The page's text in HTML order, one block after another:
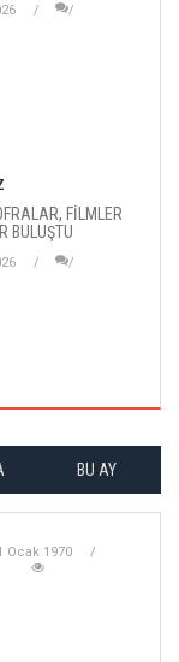
FİLMLER
BULUŞTU
BU AY
Ocak 1970